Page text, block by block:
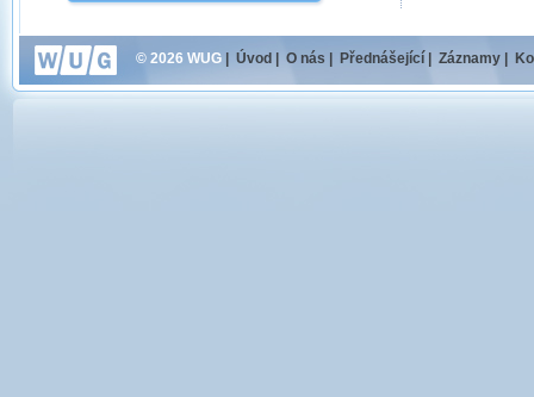
© 2026 WUG Úvod O nás Přednášející Záznamy